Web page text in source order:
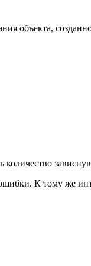
объекта,
количество
К тому же